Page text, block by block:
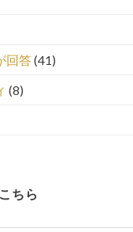
回答(41)
(8)
ちら